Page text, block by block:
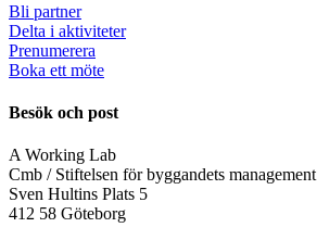
Bli partner
Delta i aktiviteter
Prenumerera
Boka ett möte
Besök och post
A Working Lab
Cmb / Stiftelsen för byggandets management
Sven Hultins Plats 5
412 58 Göteborg